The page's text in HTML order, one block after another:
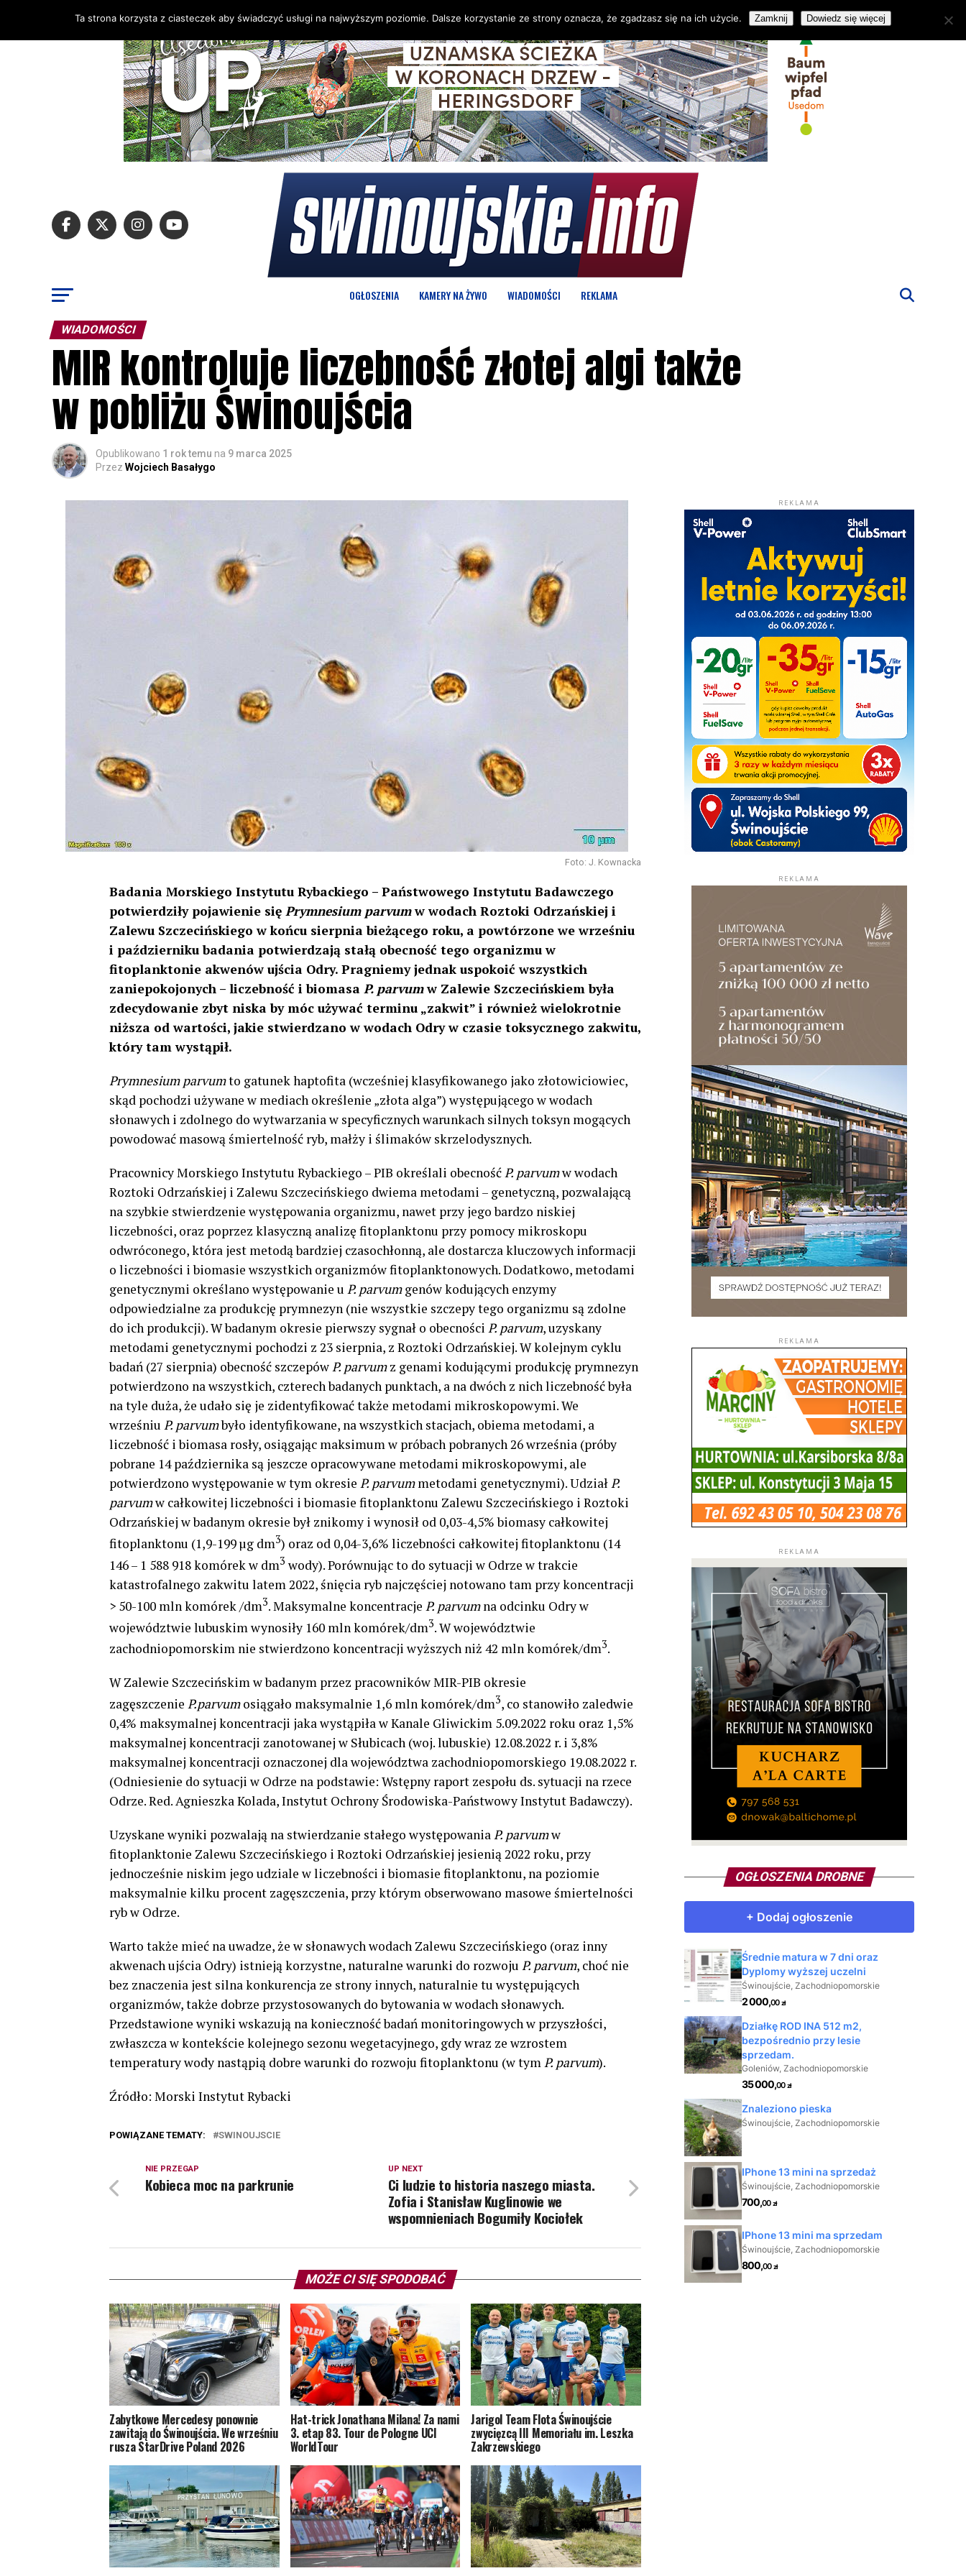
OGŁOSZENIA KAMERY NA ŻYWO WIADOMOŚCI REKLAMA
WIADOMOŚCI
MIR kontroluje liczebność złotej algi także
w pobliżu Świnoujścia
Opublikowano 1 rok temu na 9 marca 2025
Przez Wojciech Basałygo
Foto: J. Kownacka
Badania Morskiego Instytutu Rybackiego – Państwowego Instytutu Badawczego
potwierdziły pojawienie się Prymnesium parvumw wodach Roztoki Odrzańskiej i
Zalewu Szczecińskiego w końcu sierpnia bieżącego roku, a powtórzone we wrześniu
i październiku badania potwierdzają stałą obecność tego organizmu w
fitoplanktonie akwenów ujścia Odry. Pragniemy jednak uspokoić wszystkich
zaniepokojonych – liczebność i biomasa P. parvumw Zalewie Szczecińskiem była
zdecydowanie zbyt niska by móc używać terminu „zakwit” i również wielokrotnie
niższa od wartości, jakie stwierdzano w wodach Odry w czasie toksycznego zakwitu,
który tam wystąpił.
Prymnesium parvumto gatunek haptofita (wcześniej klasyfikowanego jako złotowiciowiec,
skąd pochodzi używane w mediach określenie „złota alga”) występującego w wodach
słonawych i zdolnego do wytwarzania w specyficznych warunkach silnych toksyn mogących
powodować masową śmiertelność ryb, małży i ślimaków skrzelodysznych.
Pracownicy Morskiego Instytutu Rybackiego – PIB określali obecnośćP. parvumw wodach
Roztoki Odrzańskiej i Zalewu Szczecińskiego dwiema metodami – genetyczną, pozwalającą
na szybkie stwierdzenie występowania organizmu, nawet przy jego bardzo niskiej
liczebności, oraz poprzez klasyczną analizę fitoplanktonu przy pomocy mikroskopu
odwróconego, która jest metodą bardziej czasochłonną, ale dostarcza kluczowych informacji
o liczebności i biomasie wszystkich organizmów fitoplanktonowych. Dodatkowo, metodami
genetycznymi określano występowanie u P. parvumgenów kodujących enzymy
odpowiedzialne za produkcję prymnezyn (nie wszystkie szczepy tego organizmu są zdolne
do ich produkcji). W badanym okresie pierwszy sygnał o obecności P. parvum, uzyskany
metodami genetycznymi pochodzi z 23 sierpnia, z Roztoki Odrzańskiej. W kolejnym cyklu
badań (27 sierpnia) obecność szczepówP. parvumz genami kodującymi produkcję prymnezyn
potwierdzono na wszystkich, czterech badanych punktach, a na dwóch z nich liczebność była
na tyle duża, że udało się je zidentyfikować także metodami mikroskopowymi. We
wrześniu P. parvumbyło identyfikowane, na wszystkich stacjach, obiema metodami, a
liczebność i biomasa rosły, osiągając maksimum w próbach pobranych 26 września (próby
pobrane 14 października są jeszcze opracowywane metodami mikroskopowymi, ale
potwierdzono występowanie w tym okresie P. parvummetodami genetycznymi). UdziałP.
parvumw całkowitej liczebności i biomasie fitoplanktonu Zalewu Szczecińskiego i Roztoki
Odrzańskiej w badanym okresie był znikomy i wynosił od 0,03-4,5% biomasy całkowitej
fitoplanktonu (1,9-199 µg dm3) oraz od 0,04-3,6% liczebności całkowitej fitoplanktonu (14
146 – 1 588 918 komórek w dm3 wody). Porównując to do sytuacji w Odrze w trakcie
katastrofalnego zakwitu latem 2022, śnięcia ryb najczęściej notowano tam przy koncentracji
> 50-100 mln komórek /dm3. Maksymalne koncentracje P. parvumna odcinku Odry w
województwie lubuskim wynosiły 160 mln komórek/dm3. W województwie
zachodniopomorskim nie stwierdzono koncentracji wyższych niż 42 mln komórek/dm3.
W Zalewie Szczecińskim w badanym przez pracowników MIR-PIB okresie
zagęszczenie P.parvumosiągało maksymalnie 1,6 mln komórek/dm3, co stanowiło zaledwie
0,4% maksymalnej koncentracji jaka wystąpiła w Kanale Gliwickim 5.09.2022 roku oraz 1,5%
maksymalnej koncentracji zanotowanej w Słubicach (woj. lubuskie) 12.08.2022 r. i 3,8%
maksymalnej koncentracji oznaczonej dla województwa zachodniopomorskiego 19.08.2022 r.
(Odniesienie do sytuacji w Odrze na podstawie: Wstępny raport zespołu ds. sytuacji na rzece
Odrze. Red. Agnieszka Kolada, Instytut Ochrony Środowiska-Państwowy Instytut Badawczy).
Uzyskane wyniki pozwalają na stwierdzanie stałego występowaniaP. parvumw
fitoplanktonie Zalewu Szczecińskiego i Roztoki Odrzańskiej jesienią 2022 roku, przy
jednocześnie niskim jego udziale w liczebności i biomasie fitoplanktonu, na poziomie
maksymalnie kilku procent zagęszczenia, przy którym obserwowano masowe śmiertelności
ryb w Odrze.
Warto także mieć na uwadze, że w słonawych wodach Zalewu Szczecińskiego (oraz inny
akwenach ujścia Odry) istnieją korzystne, naturalne warunki do rozwoju P. parvum, choć nie
bez znaczenia jest silna konkurencja ze strony innych, naturalnie tu występujących
organizmów, także dobrze przystosowanych do bytowania w wodach słonawych.
Przedstawione wyniki wskazują na konieczność badań monitoringowych w przyszłości,
zwłaszcza w kontekście kolejnego sezonu wegetacyjnego, gdy wraz ze wzrostem
temperatury wody nastąpią dobre warunki do rozwoju fitoplanktonu (w tymP. parvum).
Źródło: Morski Instytut Rybacki
POWIĄZANE TEMATY: SWINOUJSCIE
UP NEXT
Ci ludzie to historia naszego miasta.
Zofia i Stanisław Kuglinowie we
wspomnieniach Bogumiły Kociołek
NIE PRZEGAP
Kobieca moc na parkrunie
MOŻE CI SIĘ SPODOBAĆ
Zabytkowe Mercedesy ponownie
zawitają do Świnoujścia. We wrześniu
rusza StarDrive Poland 2026
Hat-trick Jonathana Milana! Za nami
3. etap 83. Tour de Pologne UCI
WorldTour
Jarigol Team Flota Świnoujście
zwycięzcą III Memoriału im. Leszka
Zakrzewskiego
REKLAMA
REKLAMA
REKLAMA
REKLAMA
OGŁOSZENIA DROBNE
Ta strona korzysta z ciasteczek aby świadczyć usługi na najwyższym poziomie. Dalsze korzystanie ze strony oznacza, że zgadzasz się na ich użycie. Zamknij Dowiedz się więcej